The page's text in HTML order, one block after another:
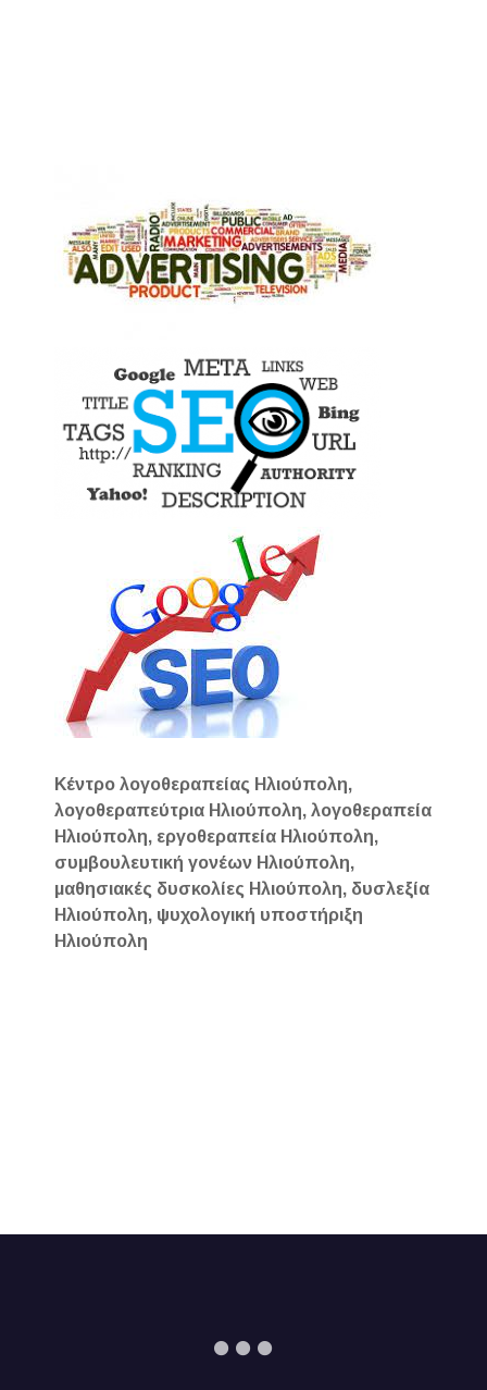
Κέντρο λογοθεραπείας Ηλιούπολη,
λογοθεραπεύτρια Ηλιούπολη, λογοθεραπεία
Ηλιούπολη, εργοθεραπεία Ηλιούπολη,
συμβουλευτική γονέων Ηλιούπολη,
μαθησιακές δυσκολίες Ηλιούπολη, δυσλεξία
Ηλιούπολη, ψυχολογική υποστήριξη
Ηλιούπολη